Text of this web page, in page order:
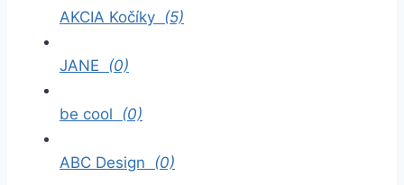
AKCIA Kočíky (5)
JANE (0)
be cool (0)
ABC Design (0)